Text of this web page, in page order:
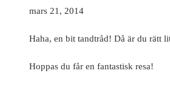
mars 21, 2014
Haha, en bit tandtråd! Då är du rätt
Hoppas du får en fantastisk resa!